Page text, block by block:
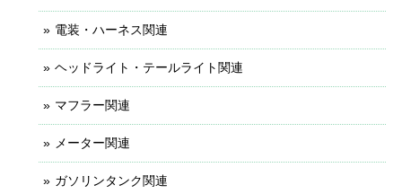
電装・ハーネス関連
ヘッドライト・テールライト関連
マフラー関連
メーター関連
ガソリンタンク関連